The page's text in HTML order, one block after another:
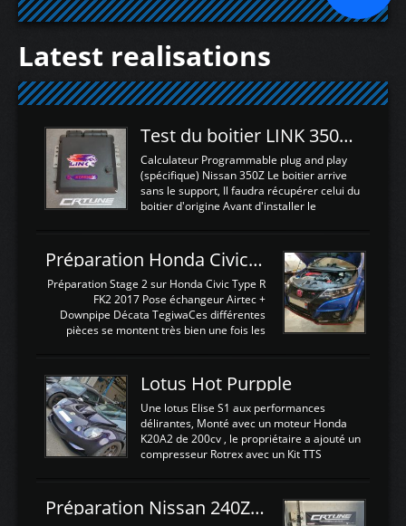
Latest realisations
Test du boitier LINK 350Z Plugin ECU
Calculateur Programmable plug and play
(spécifique) Nissan 350Z Le boitier arrive
sans le support, Il faudra récupérer celui du
boitier d'origine Avant d'installer le
d'envoyer l'information de la large bande
dans le boitier. sydney sweeney deepfake
La sortie 0-5V de l'afr sera connectée sur
l'entrée AN Volt 8 et GndAN pour
Analogique, et Volt car l'information est une
tension (Pas une résistance variable d'un
est temps de brancher le ...
Préparation Honda Civic Type R FK2
Préparation Stage 2 sur Honda Civic Type R
FK2 2017 Pose échangeur Airtec +
Downpipe Décata TegiwaCes différentes
pièces se montent très bien une fois les
légere découpe du plastique inferieur,
negénant en rien la structure ou le
fonctionnement du fond plat. Une
reprogrammation Stage 2 est faite sur le
calculateur d'origine. Une alternative
économique au passage sur Hondata
d'origine 310cv et 400Nn , Une fois
reprogrammé et les ...
Lotus Hot Purpple
Une lotus Elise S1 aux performances
délirantes, Monté avec un moteur Honda
K20A2 de 200cv , le propriétaire a ajouté un
compresseur Rotrex avec un Kit TTS
d'augmenter la puissance de son moteur:
un watercooler a été ajouté. 300Cv sans
Préparation Nissan 240Z SR20DET